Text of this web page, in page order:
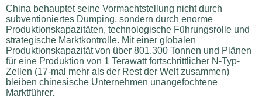
China behauptet seine Vormachtstellung nicht durch
subventioniertes Dumping, sondern durch enorme
Produktionskapazitäten, technologische Führungsrolle und
strategische Marktkontrolle. Mit einer globalen
Produktionskapazität von über 801.300 Tonnen und Plänen
für eine Produktion von 1 Terawatt fortschrittlicher N-Typ-
Zellen (17-mal mehr als der Rest der Welt zusammen)
bleiben chinesische Unternehmen unangefochtene
Marktführer.